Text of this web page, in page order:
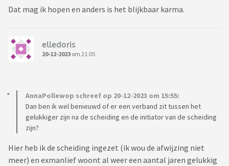
Dat mag ik hopen en anders is het blijkbaar karma.
elledoris
20-12-2023 om 21:05
AnnaPollewop schreef op 20-12-2023 om 15:55:
Dan ben ik wel benieuwd of er een verband zit tussen het
gelukkiger zijn na de scheiding en de initiator van de scheiding
zijn?
Hier heb ik de scheiding ingezet (ik wou de afwijzing niet
meer) en exmanlief woont al weer een aantal jaren gelukkig